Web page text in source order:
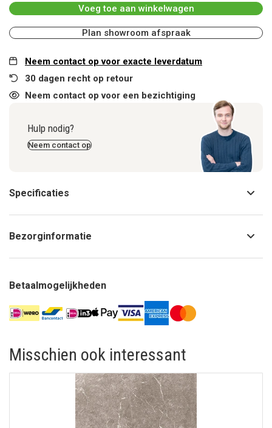
Voeg toe aan winkelwagen
Plan showroom afspraak
Neem contact op voor exacte leverdatum
30 dagen recht op retour
Neem contact op voor een bezichtiging
Hulp nodig?
Neem contact op
Specificaties
Bezorginformatie
Betaalmogelijkheden
Misschien ook interessant